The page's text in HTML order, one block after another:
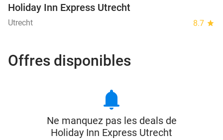
Holiday Inn Express Utrecht
Utrecht 8.7 star
Offres disponibles
notifications
Ne manquez pas les deals de
Holiday Inn Express Utrecht